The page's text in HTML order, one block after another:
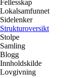
Fellesskap
Lokalsamfunnet
Sidelenker
Strukturoversikt
Stolpe
Samling
Blogg
Innholdskilde
Lovgivning